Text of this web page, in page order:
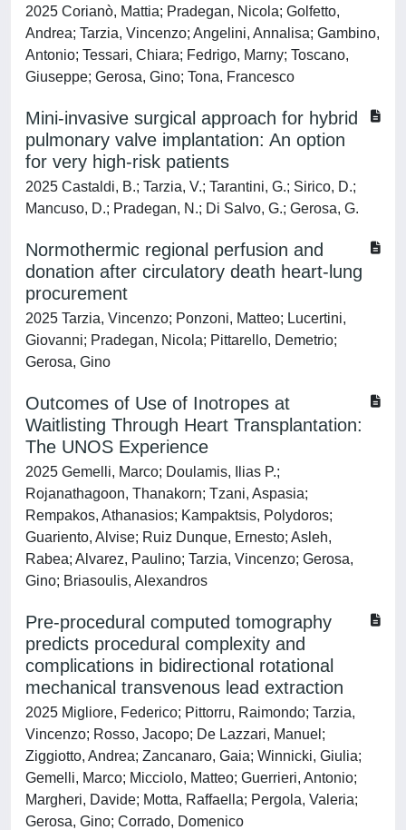
2025 Corianò, Mattia; Pradegan, Nicola; Golfetto,
Andrea; Tarzia, Vincenzo; Angelini, Annalisa; Gambino,
Antonio; Tessari, Chiara; Fedrigo, Marny; Toscano,
Giuseppe; Gerosa, Gino; Tona, Francesco
Mini-invasive surgical approach for hybrid
pulmonary valve implantation: An option
for very high-risk patients
2025 Castaldi, B.; Tarzia, V.; Tarantini, G.; Sirico, D.;
Mancuso, D.; Pradegan, N.; Di Salvo, G.; Gerosa, G.
Normothermic regional perfusion and
donation after circulatory death heart-lung
procurement
2025 Tarzia, Vincenzo; Ponzoni, Matteo; Lucertini,
Giovanni; Pradegan, Nicola; Pittarello, Demetrio;
Gerosa, Gino
Outcomes of Use of Inotropes at
Waitlisting Through Heart Transplantation:
The UNOS Experience
2025 Gemelli, Marco; Doulamis, Ilias P.;
Rojanathagoon, Thanakorn; Tzani, Aspasia;
Rempakos, Athanasios; Kampaktsis, Polydoros;
Guariento, Alvise; Ruiz Dunque, Ernesto; Asleh,
Rabea; Alvarez, Paulino; Tarzia, Vincenzo; Gerosa,
Gino; Briasoulis, Alexandros
Pre-procedural computed tomography
predicts procedural complexity and
complications in bidirectional rotational
mechanical transvenous lead extraction
2025 Migliore, Federico; Pittorru, Raimondo; Tarzia,
Vincenzo; Rosso, Jacopo; De Lazzari, Manuel;
Ziggiotto, Andrea; Zancanaro, Gaia; Winnicki, Giulia;
Gemelli, Marco; Micciolo, Matteo; Guerrieri, Antonio;
Margheri, Davide; Motta, Raffaella; Pergola, Valeria;
Gerosa, Gino; Corrado, Domenico